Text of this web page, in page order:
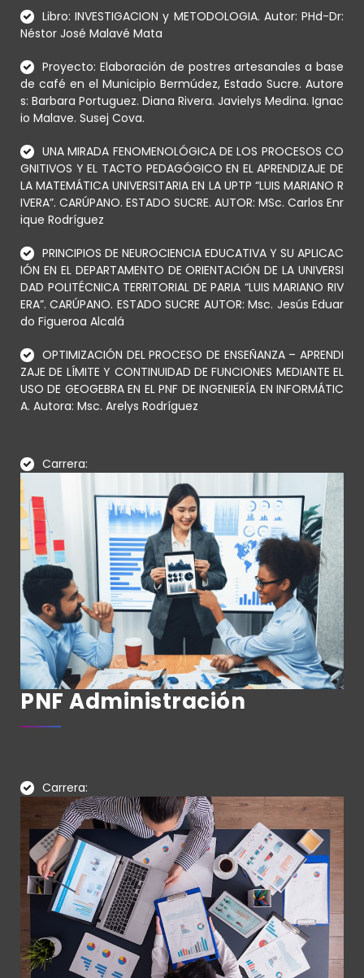
Libro: INVESTIGACION y METODOLOGIA. Autor: PHd-Dr:
Néstor José Malavé Mata
Proyecto: Elaboración de postres artesanales a base
de café en el Municipio Bermúdez, Estado Sucre. Autore
s: Barbara Portuguez. Diana Rivera. Javielys Medina. Ignac
io Malave. Susej Cova.
UNA MIRADA FENOMENOLÓGICA DE LOS PROCESOS CO
GNITIVOS Y EL TACTO PEDAGÓGICO EN EL APRENDIZAJE DE
LA MATEMÁTICA UNIVERSITARIA EN LA UPTP “LUIS MARIANO R
IVERA”. CARÚPANO. ESTADO SUCRE. AUTOR: MSc. Carlos Enr
ique Rodríguez
PRINCIPIOS DE NEUROCIENCIA EDUCATIVA Y SU APLICAC
IÓN EN EL DEPARTAMENTO DE ORIENTACIÓN DE LA UNIVERSI
DAD POLITÉCNICA TERRITORIAL DE PARIA “LUIS MARIANO RIV
ERA”. CARÚPANO. ESTADO SUCRE AUTOR: Msc. Jesús Eduar
do Figueroa Alcalá
OPTIMIZACIÓN DEL PROCESO DE ENSEÑANZA – APRENDI
ZAJE DE LÍMITE Y CONTINUIDAD DE FUNCIONES MEDIANTE EL
USO DE GEOGEBRA EN EL PNF DE INGENIERÍA EN INFORMÁTIC
A. Autora: Msc. Arelys Rodríguez
Carrera:
PNF Administración
Carrera: